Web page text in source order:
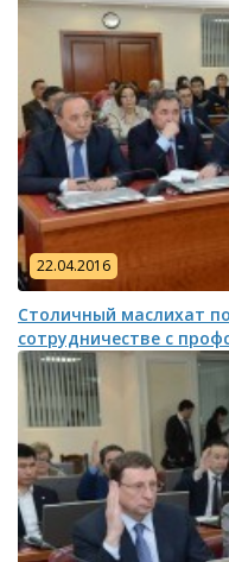
22.04.2016
Столичный маслихат
сотрудничестве с